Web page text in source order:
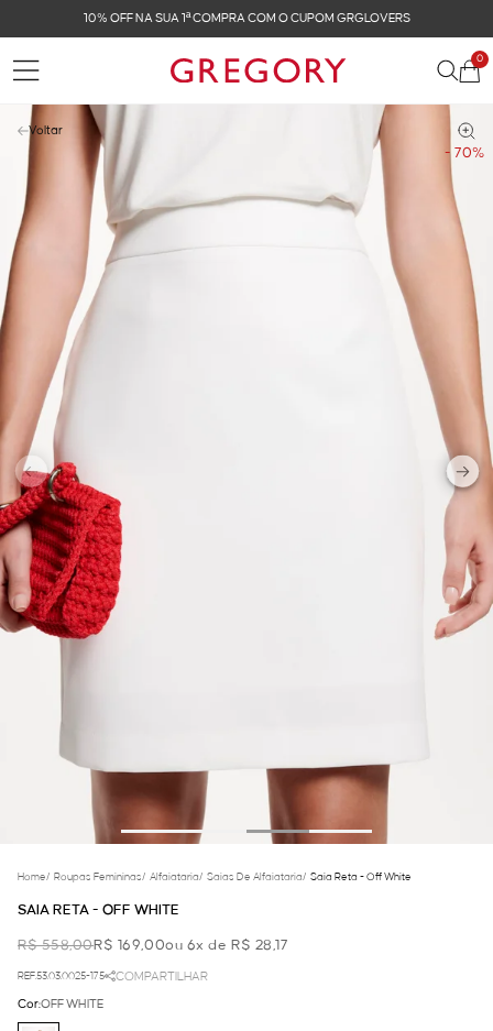
O CUPOM GRGLOVERS FRETE GRÁTIS NAS
0
- 70%
Voltar
Home/ Roupas Femininas/ Alfaiataria/ Saias De Alfaiataria/ Saia Reta - Off White
SAIA RETA - OFF WHITE
R$ 558,00R$ 169,00ou 6x de R$ 28,17
REF.53.03.0025-175 COMPARTILHAR
Cor:OFF WHITE